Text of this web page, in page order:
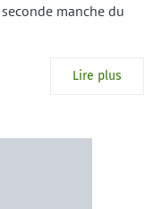
manche du
Lire plus